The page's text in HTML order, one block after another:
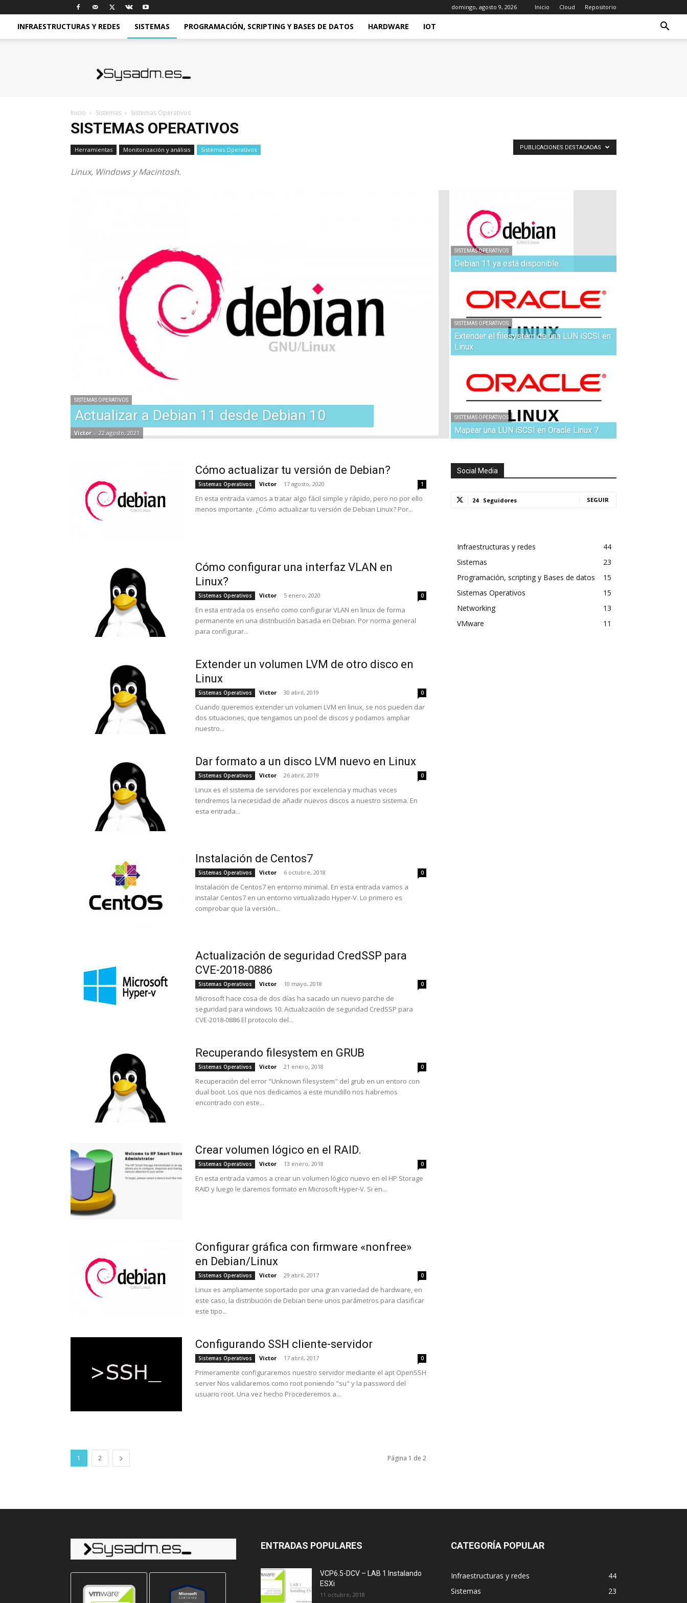
domingo, agosto 9, 2026 Inicio Cloud Repositorio
INFRAESTRUCTURAS Y REDES SISTEMAS PROGRAMACIÓN, SCRIPTING Y BASES DE DATOS HARDWARE IOT
Inicio Sistemas Sistemas Operativos
SISTEMAS OPERATIVOS
Herramientas Monitorización y análisis Sistemas Operativos
Linux, Windows y Macintosh.
PUBLICACIONES DESTACADAS
SISTEMAS OPERATIVOS
Actualizar a Debian 11 desde Debian 10
Victor - 22 agosto, 2021
SISTEMAS OPERATIVOS
Debian 11 ya está disponible.
SISTEMAS OPERATIVOS
Extender el filesystem de una LUN iSCSI en
Linux
SISTEMAS OPERATIVOS
Mapear una LUN iSCSI en Oracle Linux 7
Cómo actualizar tu versión de Debian?
Sistemas Operativos Victor - 17 agosto, 2020 1
En esta entrada vamos a tratar algo fácil simple y rápido, pero no por ello
menos importante. ¿Cómo actualizar tu versión de Debian Linux? Por...
Cómo configurar una interfaz VLAN en
Linux?
Sistemas Operativos Victor - 5 enero, 2020 0
En esta entrada os enseño como configurar VLAN en linux de forma
permanente en una distribución basada en Debian. Por norma general
para configurar...
Extender un volumen LVM de otro disco en
Linux
Sistemas Operativos Victor - 30 abril, 2019 0
Cuando queremos extender un volumen LVM en linux, se nos pueden dar
dos situaciones, que tengamos un pool de discos y podamos ampliar
nuestro...
Dar formato a un disco LVM nuevo en Linux
Sistemas Operativos Victor - 26 abril, 2019 0
Linux es el sistema de servidores por excelencia y muchas veces
tendremos la necesidad de añadir nuevos discos a nuestro sistema. En
esta entrada...
Instalación de Centos7
Sistemas Operativos Victor - 6 octubre, 2018 0
Instalación de Centos7 en entorno minimal. En esta entrada vamos a
instalar Centos7 en un entorno virtualizado Hyper-V. Lo primero es
comprobar que la versión...
Actualización de seguridad CredSSP para
CVE-2018-0886
Sistemas Operativos Victor - 10 mayo, 2018 0
Microsoft hace cosa de dos días ha sacado un nuevo parche de
seguridad para windows 10. Actualización de seguridad CredSSP para
CVE-2018-0886 El protocolo del...
Recuperando filesystem en GRUB
Sistemas Operativos Victor - 21 enero, 2018 0
Recuperación del error "Unknown filesystem" del grub en un entoro con
dual boot. Los que nos dedicamos a este mundillo nos habremos
encontrado con este...
Crear volumen lógico en el RAID.
Sistemas Operativos Victor - 13 enero, 2018 0
En esta entrada vamos a crear un volumen lógico nuevo en el HP Storage
RAID y luego le daremos formato en Microsoft Hyper-V. Si en...
Configurar gráfica con firmware «nonfree»
en Debian/Linux
Sistemas Operativos Victor - 29 abril, 2017 0
Linux es ampliamente soportado por una gran variedad de hardware, en
este caso, la distribución de Debian tiene unos parámetros para clasificar
este tipo...
Configurando SSH cliente-servidor
Sistemas Operativos Victor - 17 abril, 2017 0
Primeramente configuraremos nuestro servidor mediante el apt OpenSSH
server Nos validaremos como root poniendo "su" y la password del
usuario root. Una vez hecho Procederemos a...
1 2 Página 1 de 2
Social Media
24 Seguidores SEGUIR
Infraestructuras y redes
44
Sistemas
23
Programación, scripting y Bases de datos
15
Sistemas Operativos
15
Networking
13
VMware
11
ENTRADAS POPULARES
VCP6.5-DCV – LAB 1 Instalando
ESXi
11 octubre, 2018
CATEGORÍA POPULAR
Infraestructuras y redes
44
Sistemas
23